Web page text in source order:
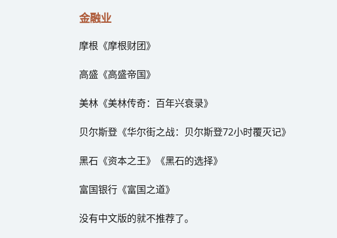
金融业
摩根《摩根财团》
高盛《高盛帝国》
美林《美林传奇：百年兴衰录》
贝尔斯登《华尔街之战：贝尔斯登72小时覆灭记》
黑石《资本之王》《黑石的选择》
富国银行《富国之道》
没有中文版的就不推荐了。